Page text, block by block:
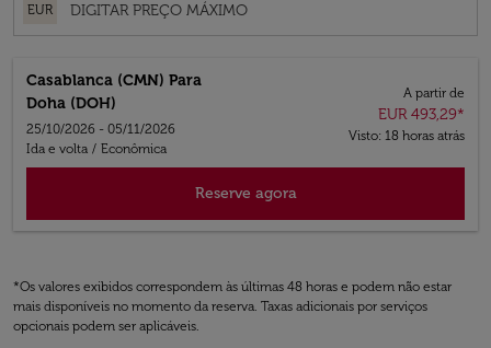
EUR
Casablanca (CMN) Para
Doha (DOH)
25/10/2026 - 05/11/2026
Ida e volta / Econômica
A partir de
EUR 493,29*
Visto: 18 horas atrás
Reserve agora
*Os valores exibidos correspondem às últimas 48 horas e podem não estar
mais disponíveis no momento da reserva. Taxas adicionais por serviços
opcionais podem ser aplicáveis.